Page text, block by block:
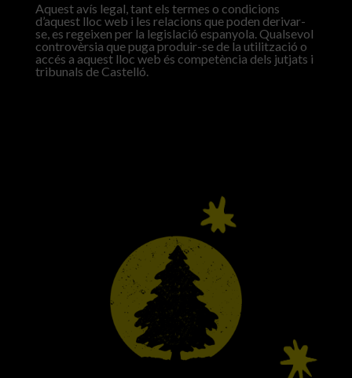
Aquest avís legal, tant els termes o condicions
d’aquest lloc web i les relacions que poden derivar-
se, es regeixen per la legislació espanyola. Qualsevol
controvèrsia que puga produir-se de la utilització o
accés a aquest lloc web és competència dels jutjats i
tribunals de Castelló.